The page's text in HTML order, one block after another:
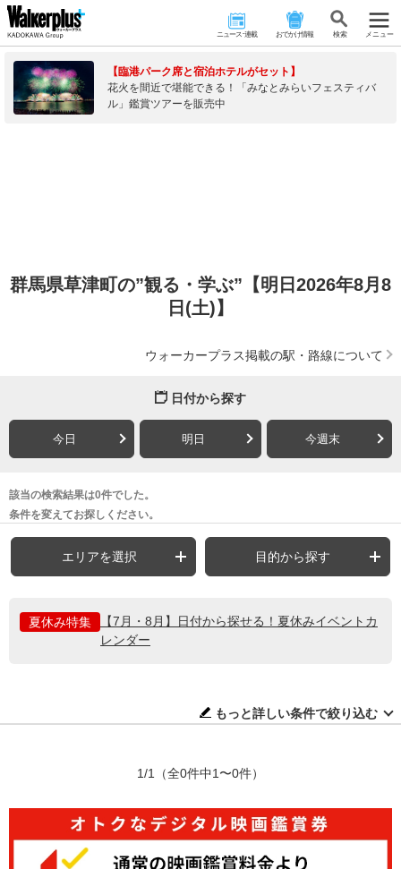
ニュース･連載 おでかけ情報 検 索 メニュー
【臨港パーク席と宿泊ホテルがセット】
花火を間近で堪能できる！「みなとみらいフェスティバ
ル」鑑賞ツアーを販売中
群馬県草津町の”観る・学ぶ”【明日2026年8月8
日(土)】
ウォーカープラス掲載の駅・路線について
日付から探す
今日 明日 今週末
該当の検索結果は0件でした。
条件を変えてお探しください。
エリアを選択 目的から探す
夏休み特集
【7月・8月】日付から探せる！夏休みイベントカ
レンダー
もっと詳しい条件で絞り込む
1/1 （全0件中1〜0件）